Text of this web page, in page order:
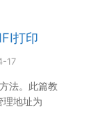
打印
17
法。此篇教
理地址为